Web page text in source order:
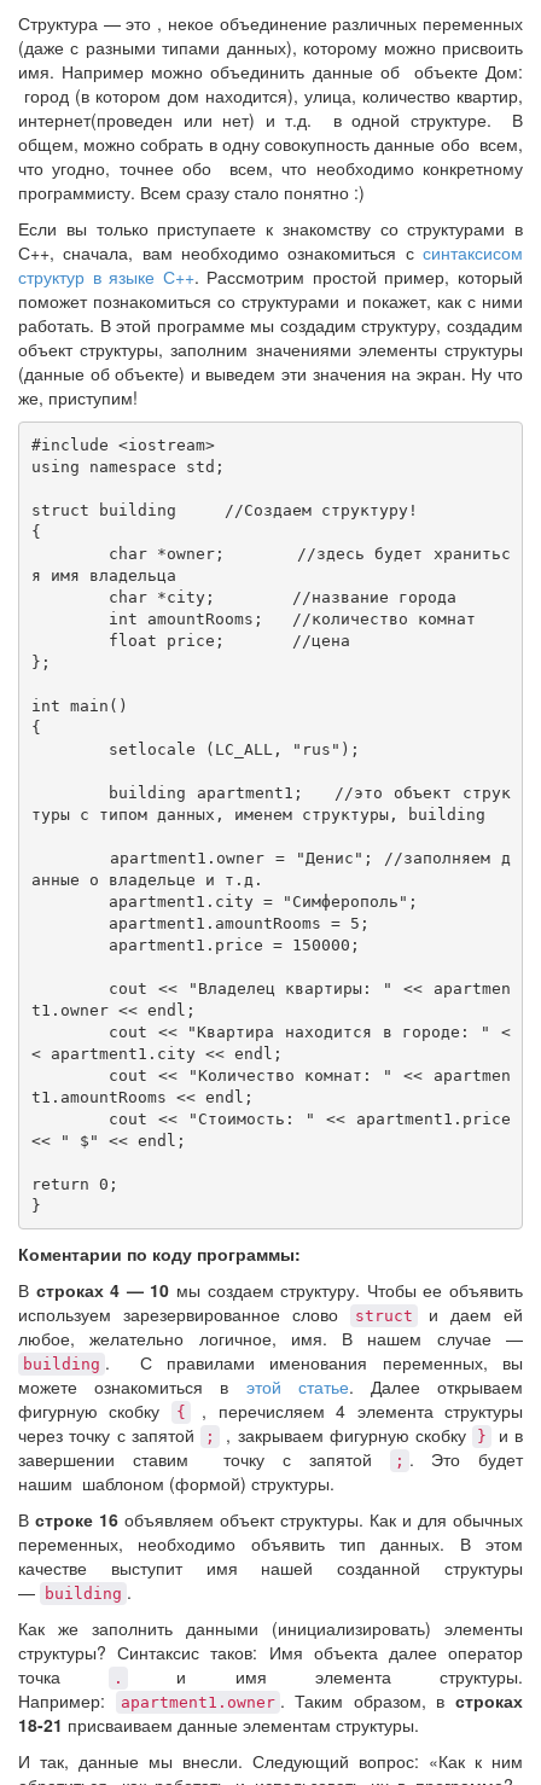
Структура — это , некое объединение различных переменных
(даже с разными типами данных), которому можно присвоить
имя. Например можно объединить данные об объекте Дом:
город (в котором дом находится), улица, количество квартир,
интернет(проведен или нет) и т.д. в одной структуре. В
общем, можно собрать в одну совокупность данные обо всем,
что угодно, точнее обо всем, что необходимо конкретному
программисту. Всем сразу стало понятно :)
Если вы только приступаете к знакомству со структурами в
С++, сначала, вам необходимо ознакомиться с синтаксисом
структур в языке С++. Рассмотрим простой пример, который
поможет познакомиться со структурами и покажет, как с ними
работать. В этой программе мы создадим структуру, создадим
объект структуры, заполним значениями элементы структуры
(данные об объекте) и выведем эти значения на экран. Ну что
же, приступим!
#include <iostream>
using namespace std;
struct building     //Создаем структуру!
{
я имя владельца
};
int main()
{
туры с типом данных, именем структуры, building
анные о владельце и т.д.
t1.owner << endl;
< apartment1.city << endl;
t1.amountRooms << endl;
<< " $" << endl;
return 0;
}
Коментарии по коду программы:
В строках 4 — 10 мы создаем структуру. Чтобы ее объявить
используем зарезервированное слово
struct
и даем ей
любое, желательно логичное, имя. В нашем случае —
building . С правилами именования переменных, вы
можете ознакомиться в этой статье. Далее открываем
фигурную скобку
{
, перечисляем 4 элемента структуры
через точку с запятой
; , закрываем фигурную скобку }
и в
завершении ставим точку с запятой
; . Это будет
нашим шаблоном (формой) структуры.
В строке 16 объявляем объект структуры. Как и для обычных
переменных, необходимо объявить тип данных. В этом
качестве выступит имя нашей созданной структуры
—
building .
Как же заполнить данными (инициализировать) элементы
структуры? Синтаксис таков: Имя объекта далее оператор
точка
.
и имя элемента структуры.
Например:
apartment1.owner . Таким образом, встроках
18-21 присваиваем данные элементам структуры.
И так, данные мы внесли. Следующий вопрос: «Как к ним